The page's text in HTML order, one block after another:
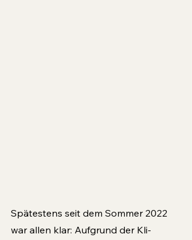
Spätestens seit dem Sommer 2022
war allen klar: Aufgrund der Kli­